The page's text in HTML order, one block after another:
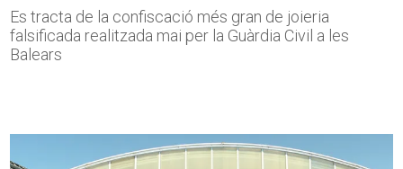
Es tracta de la confiscació més gran de joieria
falsificada realitzada mai per la Guàrdia Civil a les
Balears